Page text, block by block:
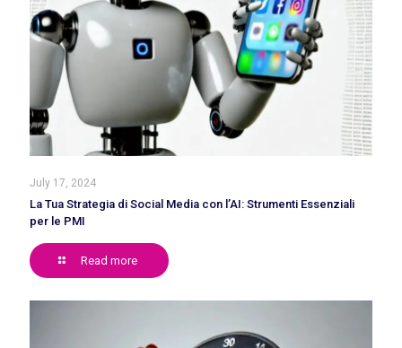
July 17, 2024
La Tua Strategia di Social Media con l’AI: Strumenti Essenziali
per le PMI
Read more